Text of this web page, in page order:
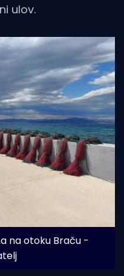
ulov.
na otoku Braču -